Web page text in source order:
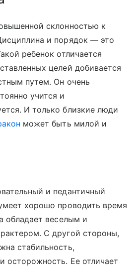
склонностью к
и порядок — это
ребенок отличается
целей добивается
путем. Он очень
учится и
И только близкие люди
может быть милой и
и педантичный
хорошо проводить время
обладает веселым и
С другой стороны,
стабильность,
осторожность. Ее отличает